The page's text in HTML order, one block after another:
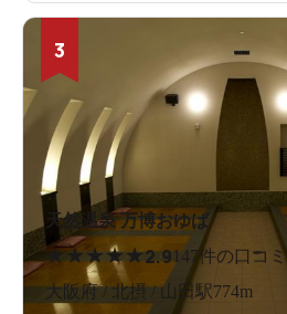
3
天然温泉 万博おゆば
★★★★★2.9147件の口コミ
大阪府 / 北摂 / 山田駅774m